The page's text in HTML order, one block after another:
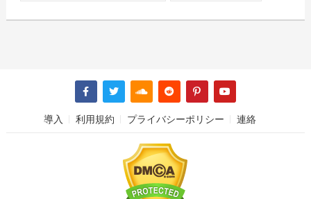
導入 利用規約 プライバシーポリシー 連絡